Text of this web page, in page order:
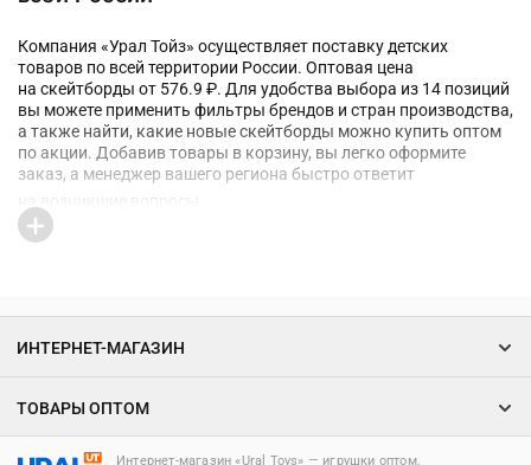
Компания «Урал Тойз» осуществляет поставку детских
товаров по всей территории России. Оптовая цена
на скейтборды от 576.9 ₽. Для удобства выбора из 14 позиций
вы можете применить фильтры брендов и стран производства,
а также найти, какие новые скейтборды можно купить оптом
по акции. Добавив товары в корзину, вы легко оформите
заказ, а менеджер вашего региона быстро ответит
Интернет-магазин «Ural Toys» ― игрушки оптом.
ИНТЕРНЕТ-МАГАЗИН
ТОВАРЫ ОПТОМ